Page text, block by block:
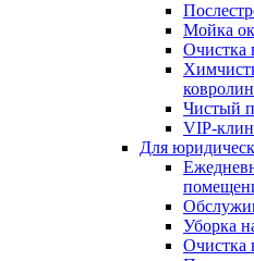
Мойка
Очистка
Чистый
VIP-
Для
Уборка
Очистка